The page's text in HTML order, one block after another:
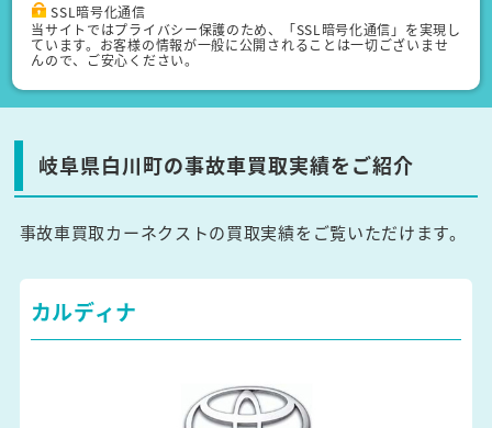
SSL暗号化通信
当サイトではプライバシー保護のため、「SSL暗号化通信」を実現し
ています。お客様の情報が一般に公開されることは一切ございませ
んので、ご安心ください。
岐阜県白川町の事故車買取実績をご紹介
事故車買取カーネクストの買取実績をご覧いただけます。
カルディナ